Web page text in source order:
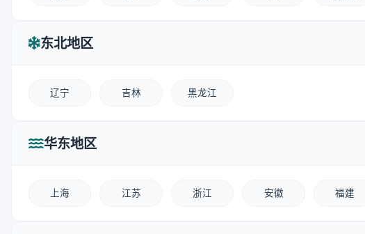
东北地区
辽宁 吉林 黑龙江
华东地区
上海 江苏 浙江 安徽 福建